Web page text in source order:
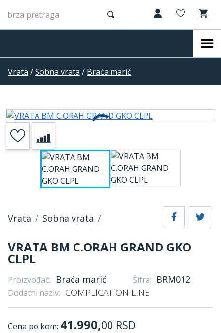
Vrata /Sobna vrata / Braća marić
Vrata Sobna vrata
VRATA BM C.ORAH GRAND GKO
CLPL
Proizvođač: Braća marić Šifra: BRM012
Dodatni naziv: COMPLICATION LINE
Cena po kom: 41.990,00 RSD